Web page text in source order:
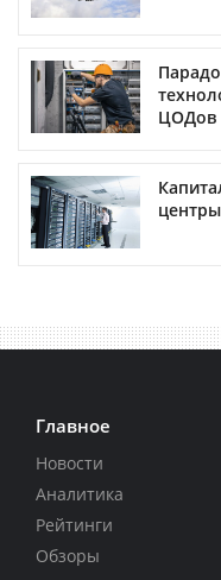
ЦОДов
Главное
Новости
Аналитика
Рейтинги
Обзоры